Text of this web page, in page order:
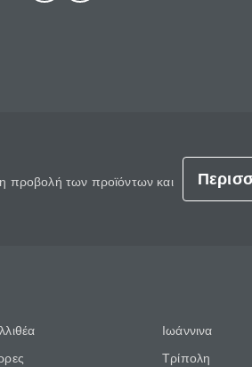
προβολή των προϊόντων και
Ιωάννινα
Τρίπολη